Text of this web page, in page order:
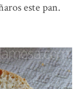
este pan.